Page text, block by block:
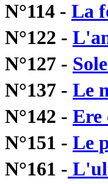
N°114 - La
N°122 -
N°127 -
N°137 - Le
N°142 - Ere
N°151 - Le
N°161 -